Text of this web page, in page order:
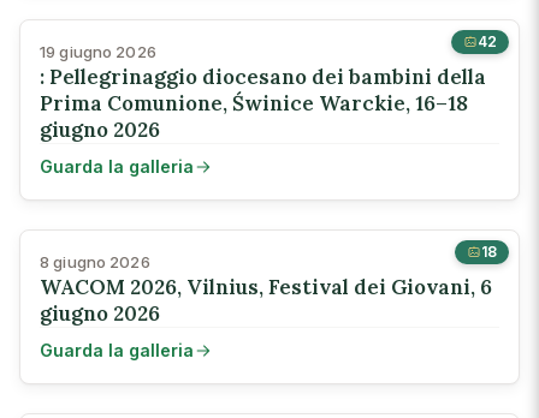
42
19 giugno 2026
: Pellegrinaggio diocesano dei bambini della
Prima Comunione, Świnice Warckie, 16–18
giugno 2026
Guarda la galleria
18
8 giugno 2026
WACOM 2026, Vilnius, Festival dei Giovani, 6
giugno 2026
Guarda la galleria